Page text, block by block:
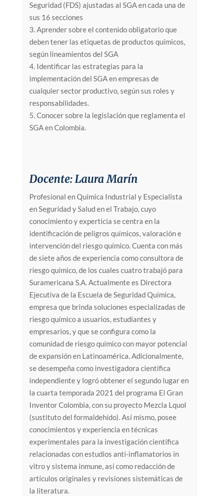
Seguridad (FDS) ajustadas al SGA en cada una de
sus 16 secciones
3. Aprender sobre el contenido obligatorio que
deben tener las etiquetas de productos químicos,
según lineamientos del SGA
4. Identificar las estrategias para la
implementación del SGA en empresas de
cualquier sector productivo, según sus roles y
responsabilidades.
5. Conocer sobre la legislación que reglamenta el
SGA en Colombia.
Docente: Laura Marín
Profesional en Química Industrial y Especialista
en Seguridad y Salud en el Trabajo, cuyo
conocimiento y experticia se centra en la
identificación de peligros químicos, valoración e
intervención del riesgo químico. Cuenta con más
de siete años de experiencia como consultora de
riesgo químico, de los cuales cuatro trabajó para
Suramericana S.A. Actualmente es Directora
Ejecutiva de la Escuela de Seguridad Química,
empresa que brinda soluciones especializadas de
riesgo químico a usuarios, estudiantes y
empresarios, y que se configura como la
comunidad de riesgo químico con mayor potencial
de expansión en Latinoamérica. Adicionalmente,
se desempeña como investigadora científica
independiente y logró obtener el segundo lugar en
la cuarta temporada 2021 del programa El Gran
Inventor Colombia, con su proyecto Mezcla Lquol
(sustituto del formaldehído). Así mismo, posee
conocimientos y experiencia en técnicas
experimentales para la investigación científica
relacionadas con estudios anti-inflamatorios in
vitro y sistema inmune, así como redacción de
artículos originales y revisiones sistemáticas de
la literatura.